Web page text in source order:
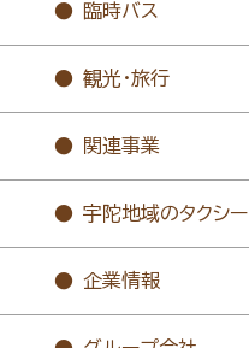
臨時バス
観光・旅行
関連事業
宇陀地域のタクシー
企業情報